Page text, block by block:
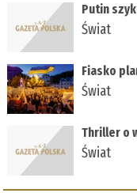
Putin
Świat
Fiasko
Świat
Thriller o
Świat